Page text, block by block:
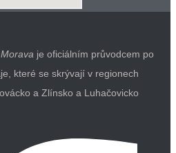
je oficiálním průvodcem po
které se skrývají v regionech
a Zlínsko a Luhačovicko